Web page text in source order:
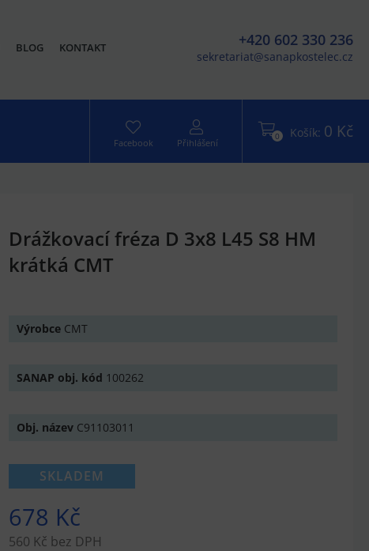
+420 602 330 236
sekretariat@sanapkostelec.cz
BLOG KONTAKT
0 Košík: 0 Kč
Facebook Přihlášení
Drážkovací fréza D 3x8 L45 S8 HM
krátká CMT
Výrobce CMT
SANAP obj. kód 100262
Obj. název C91103011
SKLADEM
678 Kč
560 Kč bez DPH